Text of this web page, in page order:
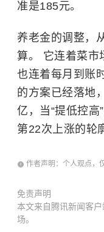
准是185元。
养老金的调整，
算。 它连着菜市
也连着每月到账
的方案已经落地
亿，当“提低控高
第22次上涨的轮
作者声明：个人观点，
免责声明
本文来自腾讯新闻客
场。